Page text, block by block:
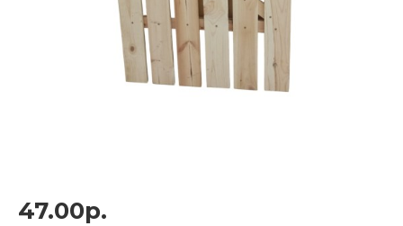
47.00р.